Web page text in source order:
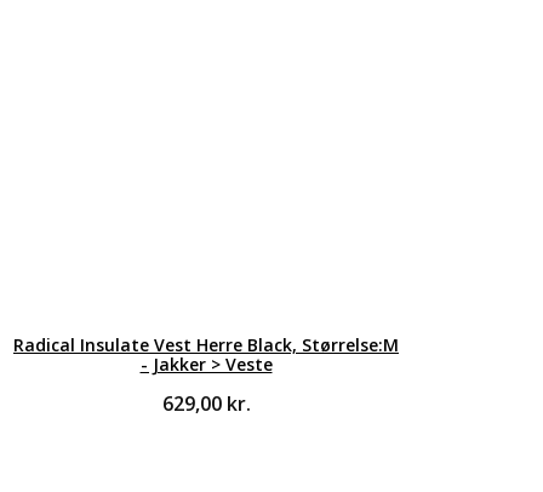
Radical Insulate Vest Herre Black, Størrelse:M
- Jakker > Veste
629,00 kr.